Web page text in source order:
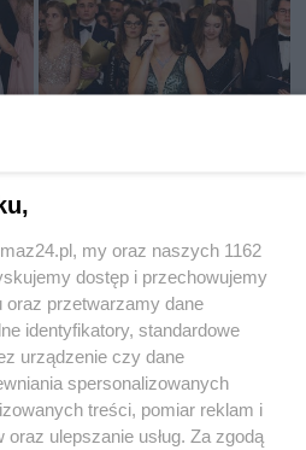
OstrowMaz24my oraz naszych 1162
dostęp i przechowujemy
oraz przetwarzamy dane
identyfikatory, standardowe
urządzenie czy dane
spersonalizowanych
treści, pomiar reklam i
ulepszanie usług. Za zgodą